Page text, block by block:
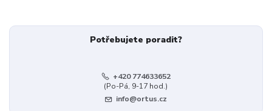
Potřebujete poradit?
+420 774633652
(Po-Pá, 9-17 hod.)
info@ortus.cz